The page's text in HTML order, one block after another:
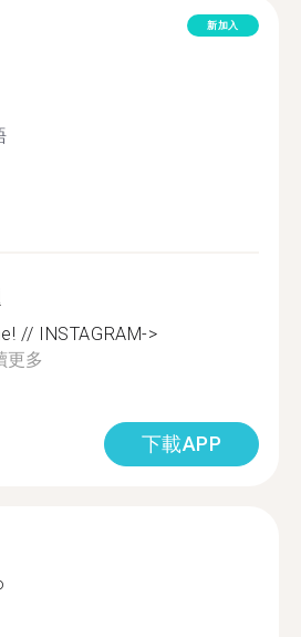
新加入
// INSTAGRAM->
更多
下載APP